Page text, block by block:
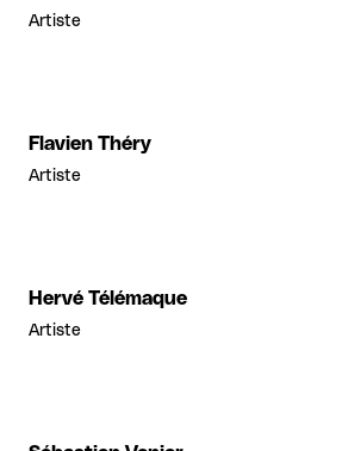
Artiste
Flavien Théry
Artiste
Hervé Télémaque
Artiste